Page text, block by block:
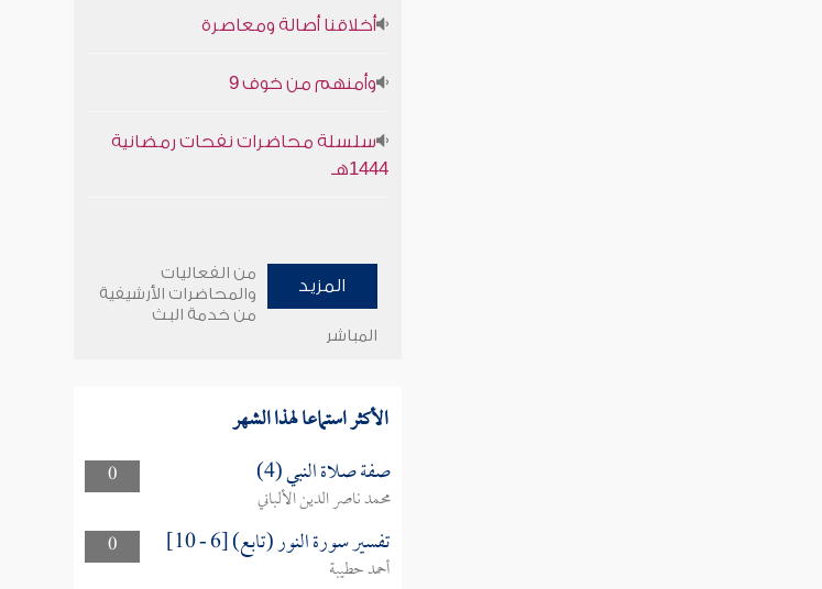
أخلاقنا أصالة ومعاصرة
وأمنهم من خوف 9
سلسلة محاضرات نفحات رمضانية
1444هـ
المزيد
من الفعاليات
والمحاضرات الأرشيفية
من خدمة البث
المباشر
الأكثر استماعا لهذا الشهر
0 صفة صلاة النبي (4)
محمد ناصر الدين الألباني
0
تفسير سورة النور (تابع) [6 - 10]
أحمد حطيبة